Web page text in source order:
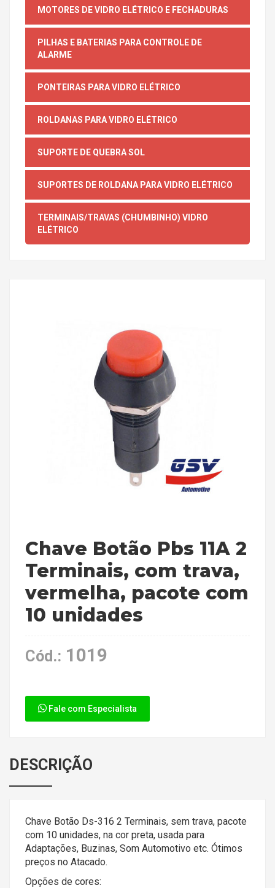
MOTORES DE VIDRO ELÉTRICO E FECHADURAS
PILHAS E BATERIAS PARA CONTROLE DE
ALARME
PONTEIRAS PARA VIDRO ELÉTRICO
ROLDANAS PARA VIDRO ELÉTRICO
SUPORTE DE QUEBRA SOL
SUPORTES DE ROLDANA PARA VIDRO ELÉTRICO
TERMINAIS/TRAVAS (CHUMBINHO) VIDRO
ELÉTRICO
Chave Botão Pbs 11A 2
Terminais, com trava,
vermelha, pacote com
10 unidades
Cód.: 1019
Fale com Especialista
DESCRIÇÃO
Chave Botão Ds-316 2 Terminais, sem trava, pacote
com 10 unidades, na cor preta, usada para
Adaptações, Buzinas, Som Automotivo etc. Ótimos
preços no Atacado.
Opções de cores: